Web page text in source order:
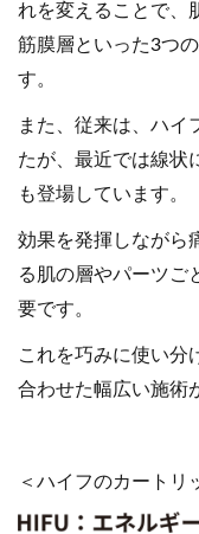
れを変えることで、
筋膜層といった3つ
す。
また、従来は、ハイ
たが、最近では線状
も登場しています。
効果を発揮しながら
る肌の層やパーツご
要です。
これを巧みに使い分
合わせた幅広い施術
＜ハイフのカートリ